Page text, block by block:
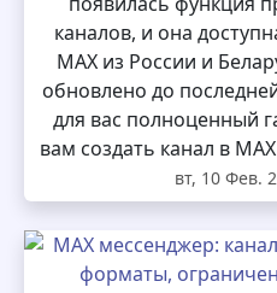
каналов, и она
MAX из России и
обновлено до
для вас полноценный
вам создать канал в
вт, 10 Фев.